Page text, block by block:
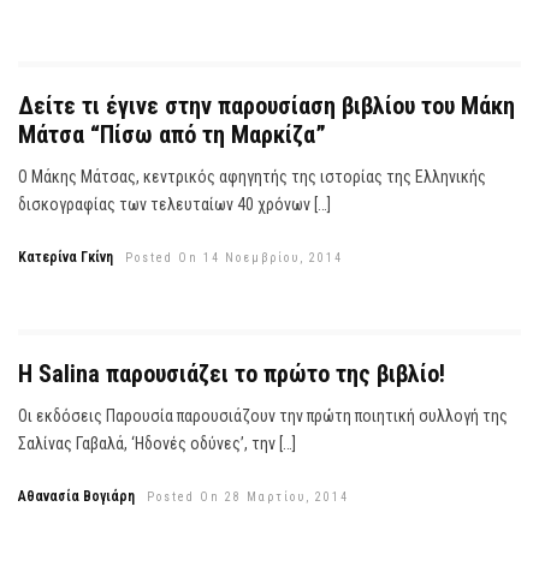
Δείτε τι έγινε στην παρουσίαση βιβλίου του Μάκη
Μάτσα “Πίσω από τη Μαρκίζα”
Ο Μάκης Μάτσας, κεντρικός αφηγητής της ιστορίας της Ελληνικής
δισκογραφίας των τελευταίων 40 χρόνων […]
Κατερίνα Γκίνη Posted On 14 Νοεμβρίου, 2014
Η Salina παρουσιάζει το πρώτο της βιβλίο!
Οι εκδόσεις Παρουσία παρουσιάζουν την πρώτη ποιητική συλλογή της
Σαλίνας Γαβαλά, ‘Ηδονές οδύνες’, την […]
Αθανασία Βογιάρη Posted On 28 Μαρτίου, 2014